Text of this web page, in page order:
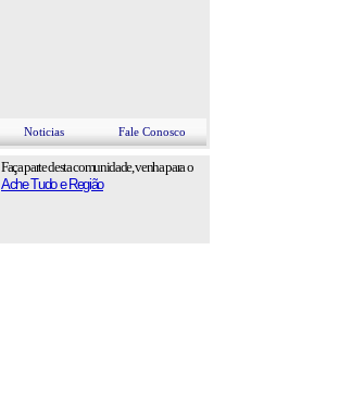
Noticias Fale Conosco
Faça parte desta comunidade, venha para o
Ache Tudo e Região